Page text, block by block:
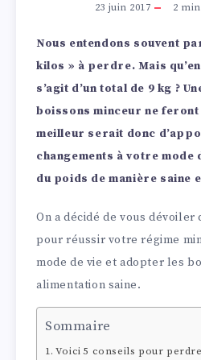
23 juin 2017 2
Nous entendons souvent
kilos » à perdre. Mais
s’agit d’un total de 9 kg ?
boissons minceur ne feront
meilleur serait donc
changements à votre
du poids de manière saine
On a décidé de vous
pour réussir votre régime
mode de vie et adopter les
alimentation saine.
Sommaire
Voici 5 conseils pour